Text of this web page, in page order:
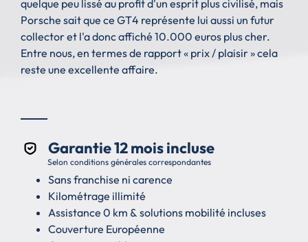
quelque peu lissé au profit d'un esprit plus civilisé, mais
Porsche sait que ce GT4 représente lui aussi un futur
collector et l'a donc affiché 10.000 euros plus cher.
Entre nous, en termes de rapport « prix / plaisir » cela
reste une excellente affaire.
Garantie 12 mois incluse
Selon conditions générales correspondantes
Sans franchise ni carence
Kilométrage illimité
Assistance 0 km & solutions mobilité incluses
Couverture Européenne